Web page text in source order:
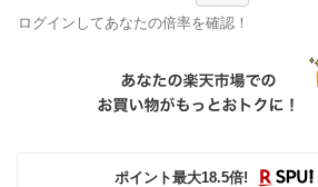
ログインしてあなたの倍率を確認！
ポイント最大18.5倍!